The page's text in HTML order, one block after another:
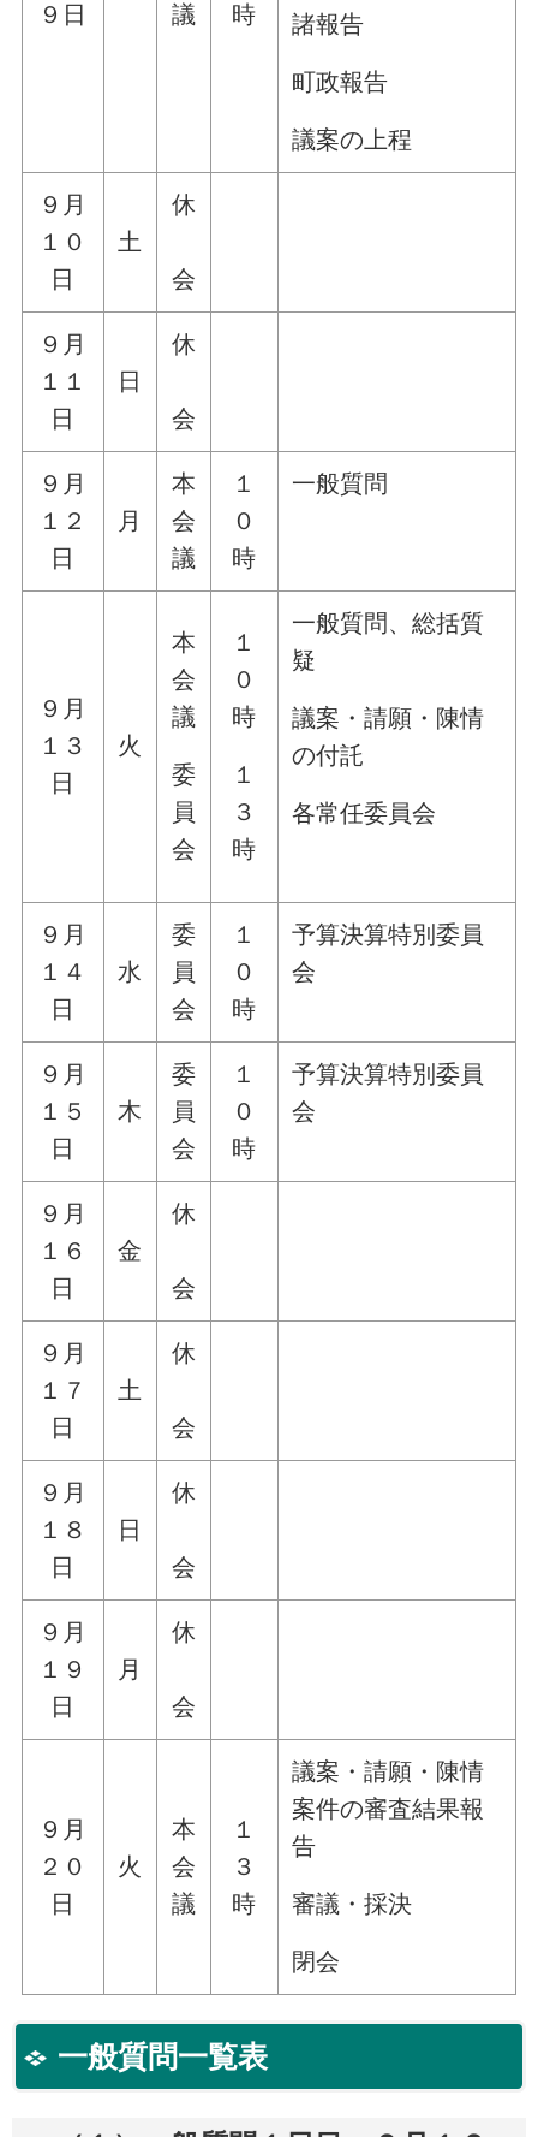
９日
議
時
諸報告
町政報告
議案の上程
９月
１０
日
土
休
会
９月
１１
日
日
休
会
９月
１２
日
月
本
会
議
１
０
時
一般質問
９月
１３
日
火
本
会
議
委
員
会
１
０
時
１
３
時
一般質問、総括質
疑
議案・請願・陳情
の付託
各常任委員会
９月
１４
日
水
委
員
会
１
０
時
予算決算特別委員
会
９月
１５
日
木
委
員
会
１
０
時
予算決算特別委員
会
９月
１６
日
金
休
会
９月
１７
日
土
休
会
９月
１８
日
日
休
会
９月
１９
日
月
休
会
９月
２０
日
火
本
会
議
１
３
時
議案・請願・陳情
案件の審査結果報
告
審議・採決
閉会
一般質問一覧表